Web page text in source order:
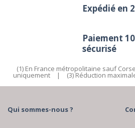
Expédié en
Paiement
sécurisé
(1) En France métropolitaine sauf Corse
uniquement | (3) Réduction
Qui sommes-nous ?